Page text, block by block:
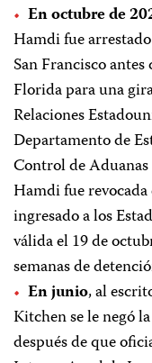
En octubre de
Hamdi fue
San Francisco
Florida para una
Relaciones
Departamento de
Control de
Hamdi fue
ingresado a los
válida el 19 de
semanas de
En junio, al
Kitchen se le negó
después de que